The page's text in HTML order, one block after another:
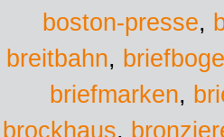
boston-presse,
breitbahn,
briefmarken,
brockhaus,